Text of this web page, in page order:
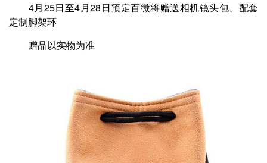
4月25日至4月28日预定百微将赠送相机镜头包、配套
定制脚架环
赠品以实物为准